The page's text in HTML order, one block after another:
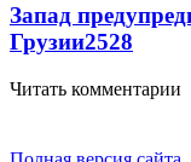
Запад
Грузии2528
Читать комментарии